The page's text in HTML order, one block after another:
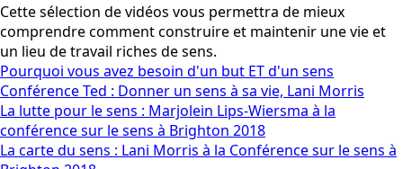
Cette sélection de vidéos vous permettra de mieux
comprendre comment construire et maintenir une vie et
un lieu de travail riches de sens.
Pourquoi vous avez besoin d'un but ET d'un sens
Conférence Ted : Donner un sens à sa vie, Lani Morris
La lutte pour le sens : Marjolein Lips-Wiersma à la
conférence sur le sens à Brighton 2018
La carte du sens : Lani Morris à la Conférence sur le sens à